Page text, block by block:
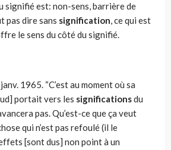
signifié est: non-sens, barrière de
pas dire sans signification, ce qui est
le sens du côté du signifié.
1965. “C’est au moment où sa
portait vers les significa­tionsdu
pas. Qu’est-ce que ça veut
qui n’est pas refoulé (il le
[sont dus] non point à un